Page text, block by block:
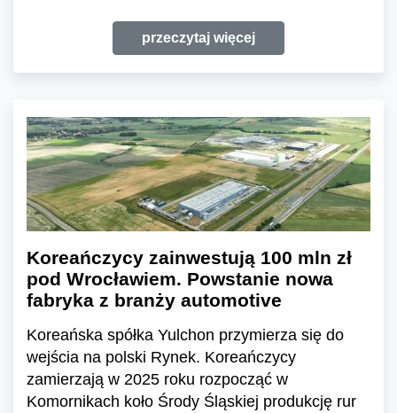
przeczytaj więcej
Koreańczycy zainwestują 100 mln zł
pod Wrocławiem. Powstanie nowa
fabryka z branży automotive
Koreańska spółka Yulchon przymierza się do
wejścia na polski Rynek. Koreańczycy
zamierzają w 2025 roku rozpocząć w
Komornikach koło Środy Śląskiej produkcję rur